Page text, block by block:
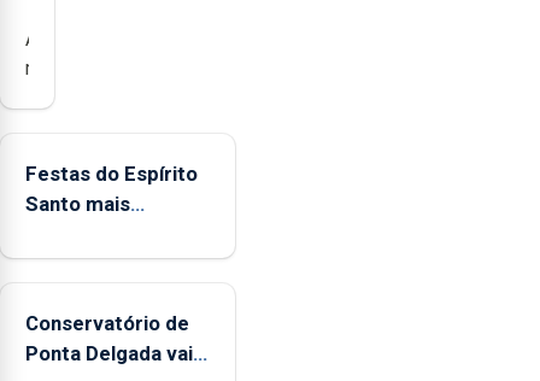
Açores
registaram
mais
ocorrências
e
inspeções
relacionadas
Festas do Espírito
Santo mais
Conservatório de
Ponta Delgada vai